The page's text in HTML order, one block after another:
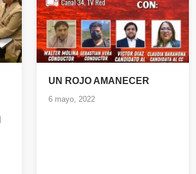
UN ROJO AMANECER
6 mayo, 2022